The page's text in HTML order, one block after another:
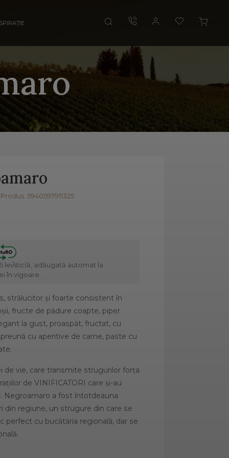
5940597911325
lei/sticlă, adăugată automat la
în vigoare.
strălucitor și foarte consistent în
fructe de pădure coapte, piper
la gust, proaspăt, fructat, cu
cu aperitive de carne, paste cu
de vie, care transmite strugurilor forța
de VINIFICATORI care și-au
Negroamaro a fost întotdeauna
regiune, un strugure din care se
perfect cu bucătăria regională, dar se